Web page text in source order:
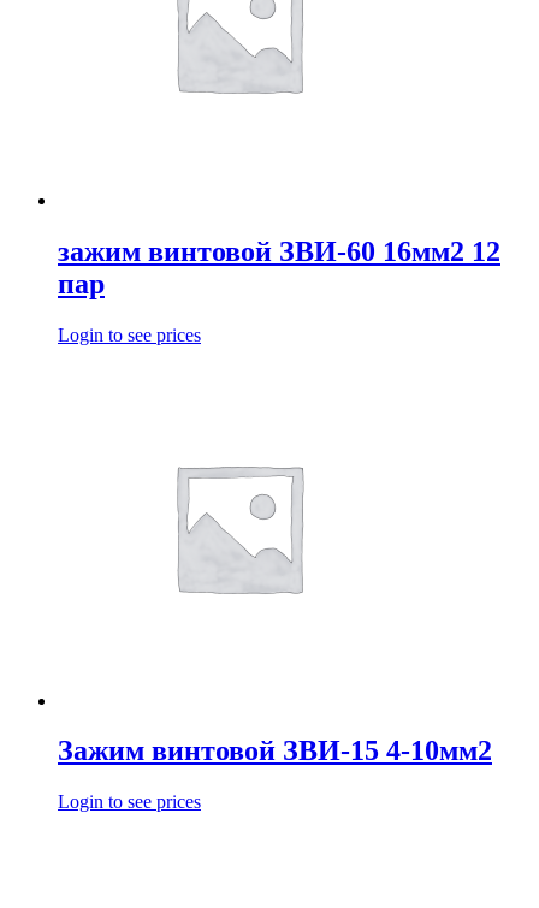
зажим винтовой ЗВИ-60 16мм2 12
пар
Login to see prices
Зажим винтовой ЗВИ-15 4-10мм2
Login to see prices